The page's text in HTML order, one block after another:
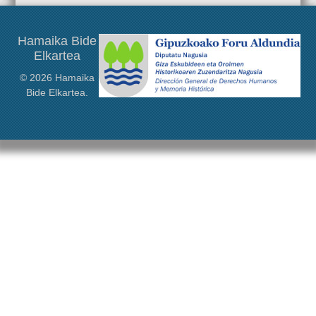
Este congreso será […]
Hamaika Bide
Elkartea
© 2026 Hamaika
Bide Elkartea.